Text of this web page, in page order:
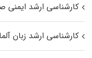
کارشناسی ارشد ایمنی
کارشناسی ارشد زبان